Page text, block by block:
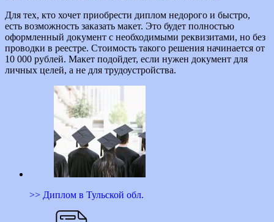
Для тех, кто хочет приобрести диплом недорого и быстро,
есть возможность заказать макет. Это будет полностью
оформленный документ с необходимыми реквизитами, но без
проводки в реестре. Стоимость такого решения начинается от
10 000 рублей. Макет подойдет, если нужен документ для
личных целей, а не для трудоустройства.
>> Диплом в Тульской обл.